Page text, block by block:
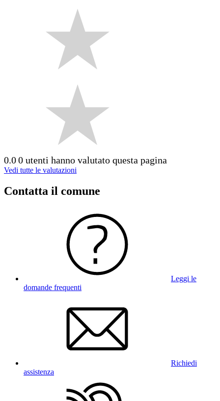
0.00 utenti hanno valutato questa pagina
Vedi tutte le valutazioni
Contatta il comune
Leggi le
domande frequenti
Richiedi
assistenza